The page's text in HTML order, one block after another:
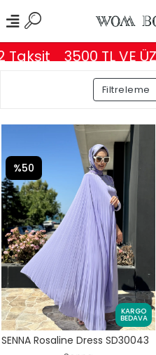
Taksit 3500 TL VE
Filtreleme
KARGO
BEDAVA
SENNA Rosaline Dress SD30043
%50